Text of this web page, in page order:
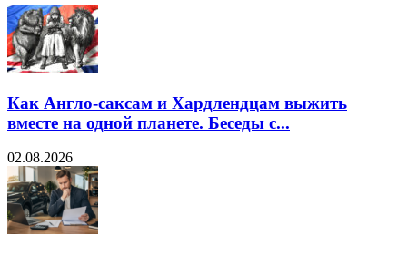
Как Англо-саксам и Хардлендцам выжить
вместе на одной планете. Беседы с...
02.08.2026